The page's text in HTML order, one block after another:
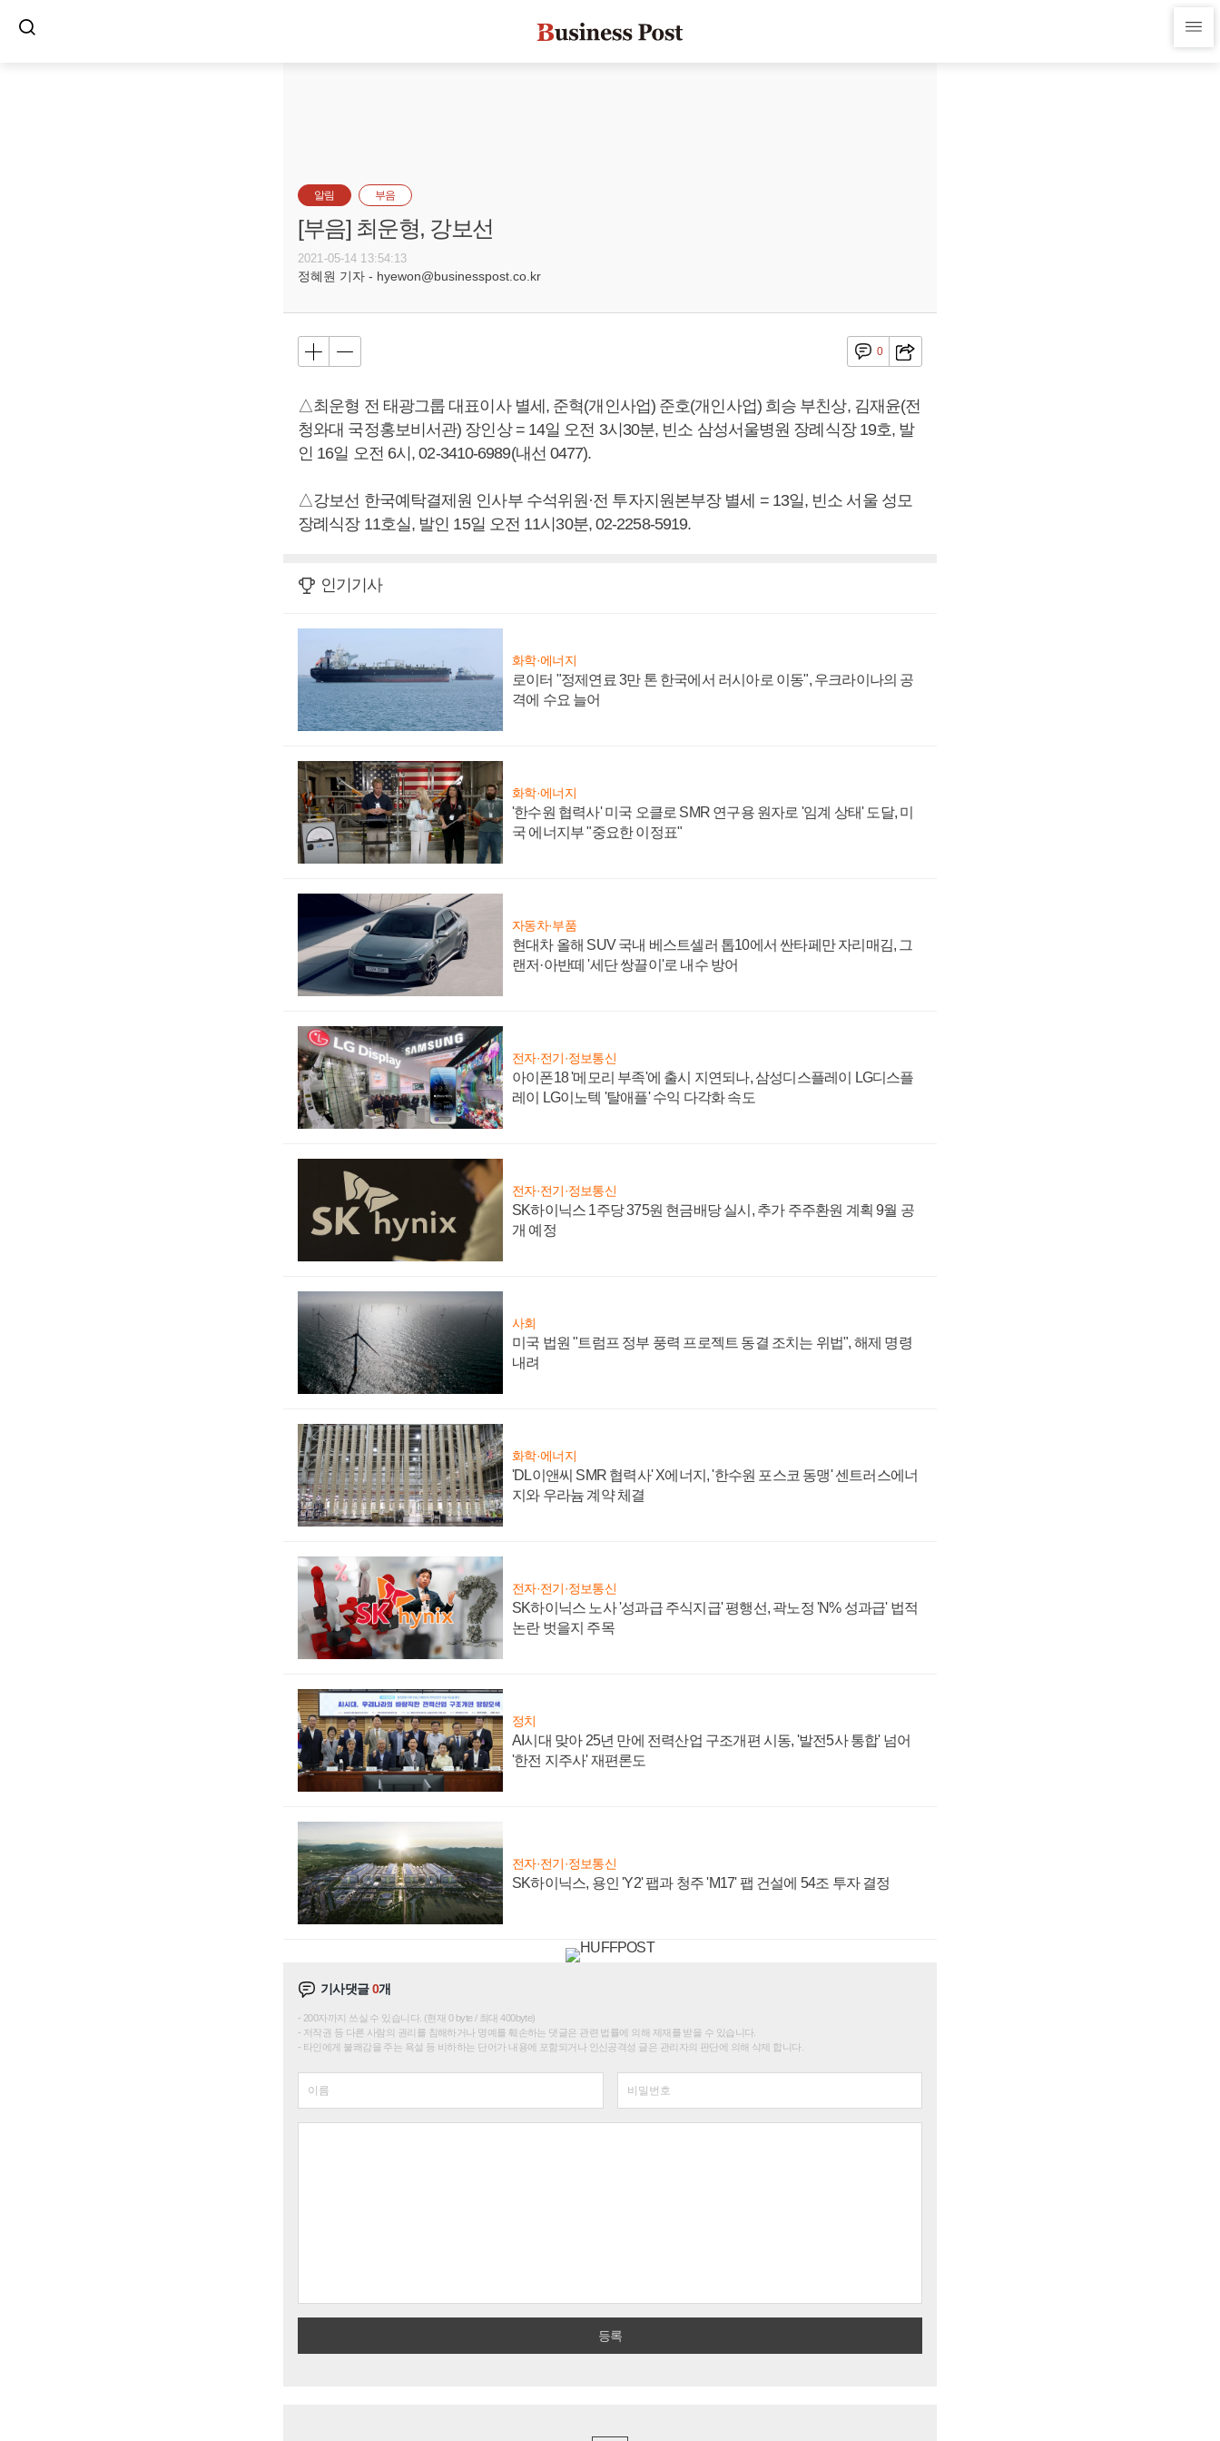
알림 부음
[부음] 최운형, 강보선
2021-05-14 13:54:13
정혜원 기자 - hyewon@businesspost.co.kr
0
△최운형 전 태광그룹 대표이사 별세, 준혁(개인사업) 준호(개인사업) 희승 부친상, 김재윤(전
청와대 국정홍보비서관) 장인상 = 14일 오전 3시30분, 빈소 삼성서울병원 장례식장 19호, 발
인 16일 오전 6시, 02-3410-6989(내선 0477).
△강보선 한국예탁결제원 인사부 수석위원·전 투자지원본부장 별세 = 13일, 빈소 서울 성모
장례식장 11호실, 발인 15일 오전 11시30분, 02-2258-5919.
인기기사
화학·에너지
로이터 "정제연료 3만 톤 한국에서 러시아로 이동", 우크라이나의 공
격에 수요 늘어
화학·에너지
'한수원 협력사' 미국 오클로 SMR 연구용 원자로 '임계 상태' 도달, 미
국 에너지부 "중요한 이정표"
자동차·부품
현대차 올해 SUV 국내 베스트셀러 톱10에서 싼타페만 자리매김, 그
랜저·아반떼 '세단 쌍끌이'로 내수 방어
전자·전기·정보통신
아이폰18 '메모리 부족'에 출시 지연되나, 삼성디스플레이 LG디스플
레이 LG이노텍 '탈애플' 수익 다각화 속도
전자·전기·정보통신
SK하이닉스 1주당 375원 현금배당 실시, 추가 주주환원 계획 9월 공
개 예정
사회
미국 법원 "트럼프 정부 풍력 프로젝트 동결 조치는 위법", 해제 명령
내려
화학·에너지
'DL이앤씨 SMR 협력사' X에너지, '한수원 포스코 동맹' 센트러스에너
지와 우라늄 계약 체결
전자·전기·정보통신
SK하이닉스 노사 '성과급 주식지급' 평행선, 곽노정 'N% 성과급' 법적
논란 벗을지 주목
정치
AI시대 맞아 25년 만에 전력산업 구조개편 시동, '발전5사 통합' 넘어
'한전 지주사' 재편론도
전자·전기·정보통신
SK하이닉스, 용인 'Y2' 팹과 청주 'M17' 팹 건설에 54조 투자 결정
기사댓글0개
200자까지 쓰실 수 있습니다. (현재 0 byte / 최대 400byte)
저작권 등 다른 사람의 권리를 침해하거나 명예를 훼손하는 댓글은 관련 법률에 의해 제재를 받을 수 있습니다.
타인에게 불쾌감을 주는 욕설 등 비하하는 단어가 내용에 포함되거나 인신공격성 글은 관리자의 판단에 의해 삭제 합니다.